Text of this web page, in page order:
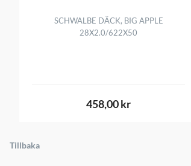
SCHWALBE DÄCK, BIG APPLE
28X2.0/622X50
458,00 kr
Tillbaka